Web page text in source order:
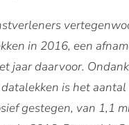
in 2016, een
jaar daarvoor.
is het
gestegen, van 1,1